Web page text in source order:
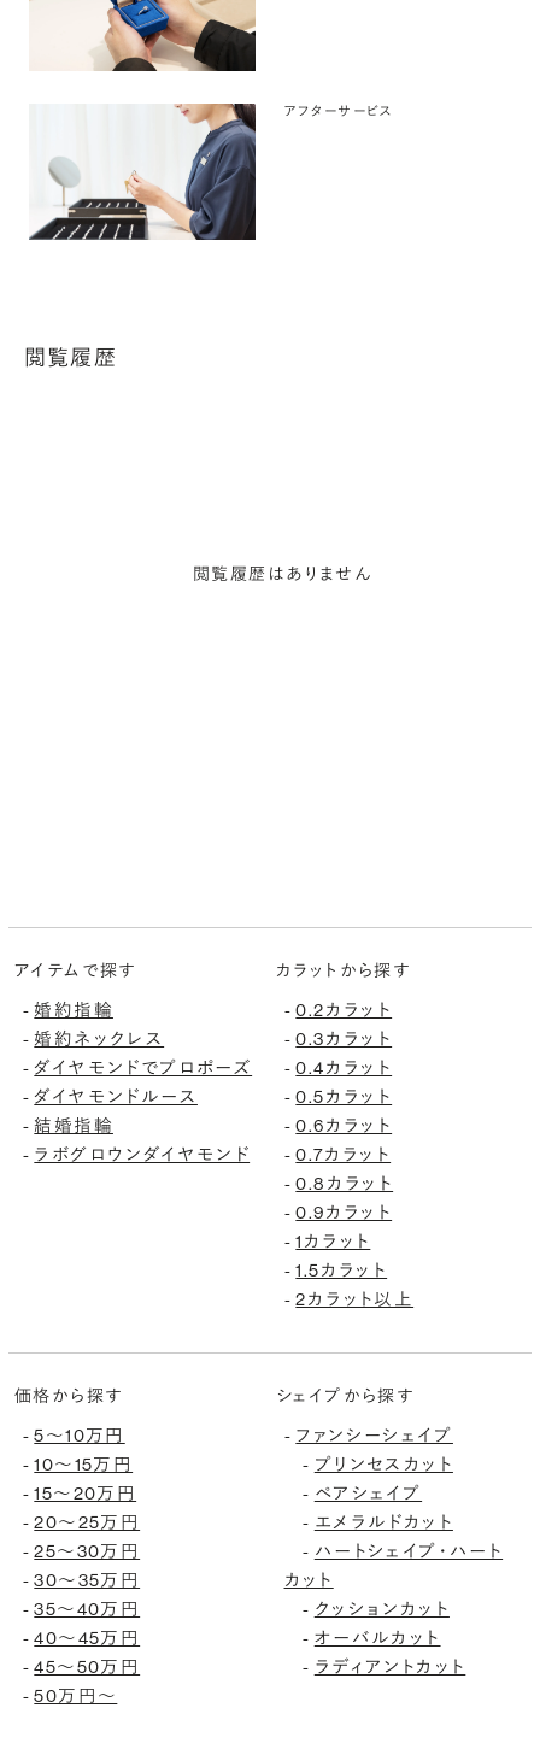
アフターサービス
閲覧履歴
閲覧履歴はありません
アイテムで探す
-婚約指輪
-婚約ネックレス
-ダイヤモンドでプロポーズ
-ダイヤモンドルース
-結婚指輪
- ラボグロウンダイヤモンド
カラットから探す
-0.2カラット
-0.3カラット
-0.4カラット
-0.5カラット
-0.6カラット
-0.7カラット
-0.8カラット
-0.9カラット
-1カラット
-1.5カラット
-2カラット以上
価格から探す
-5〜10万円
-10〜15万円
-15〜20万円
-20〜25万円
-25〜30万円
-30〜35万円
-35〜40万円
-40〜45万円
-45〜50万円
-50万円〜
シェイプから探す
- ファンシーシェイプ
- プリンセスカット
- ペアシェイプ
- エメラルドカット
- ハートシェイプ・ハート
カット
- クッションカット
- オーバルカット
- ラディアントカット